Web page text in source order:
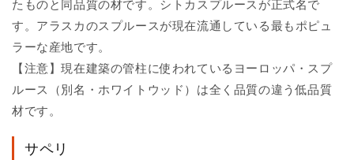
たものと同品質の材です。シトカスプルースが正式名で
す。アラスカのスプルースが現在流通している最もポピュ
ラーな産地です。
【注意】現在建築の管柱に使われているヨーロッパ・スプ
ルース（別名・ホワイトウッド）は全く品質の違う低品質
材です。
サペリ